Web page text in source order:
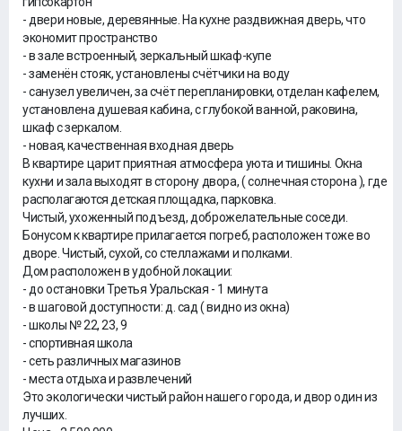
- двери новые, деревянные. На кухне раздвижная дверь, что
экономит пространство
- в зале встроенный, зеркальный шкаф-купе
- заменён стояк, установлены счётчики на воду
- санузел увеличен, за счёт перепланировки, отделан кафелем,
установлена душевая кабина, с глубокой ванной, раковина,
шкаф с зеркалом.
- новая, качественная входная дверь
В квартире царит приятная атмосфера уюта и тишины. Окна
кухни и зала выходят в сторону двора, ( солнечная сторона ), где
располагаются детская площадка, парковка.
Чистый, ухоженный подъезд, доброжелательные соседи.
Бонусом к квартире прилагается погреб, расположен тоже во
дворе. Чистый, сухой, со стеллажами и полками.
Дом расположен в удобной локации:
- до остановки Третья Уральская - 1 минута
- в шаговой доступности: д. сад ( видно из окна)
- школы № 22, 23, 9
- спортивная школа
- сеть различных магазинов
- места отдыха и развлечений
Это экологически чистый район нашего города, и двор один из
лучших.